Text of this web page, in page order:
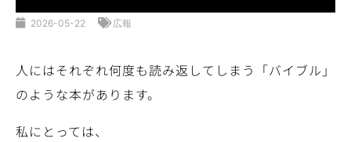
2026-05-22 広報
人にはそれぞれ何度も読み返してしまう「バイブル」
のような本があります。
私にとっては、